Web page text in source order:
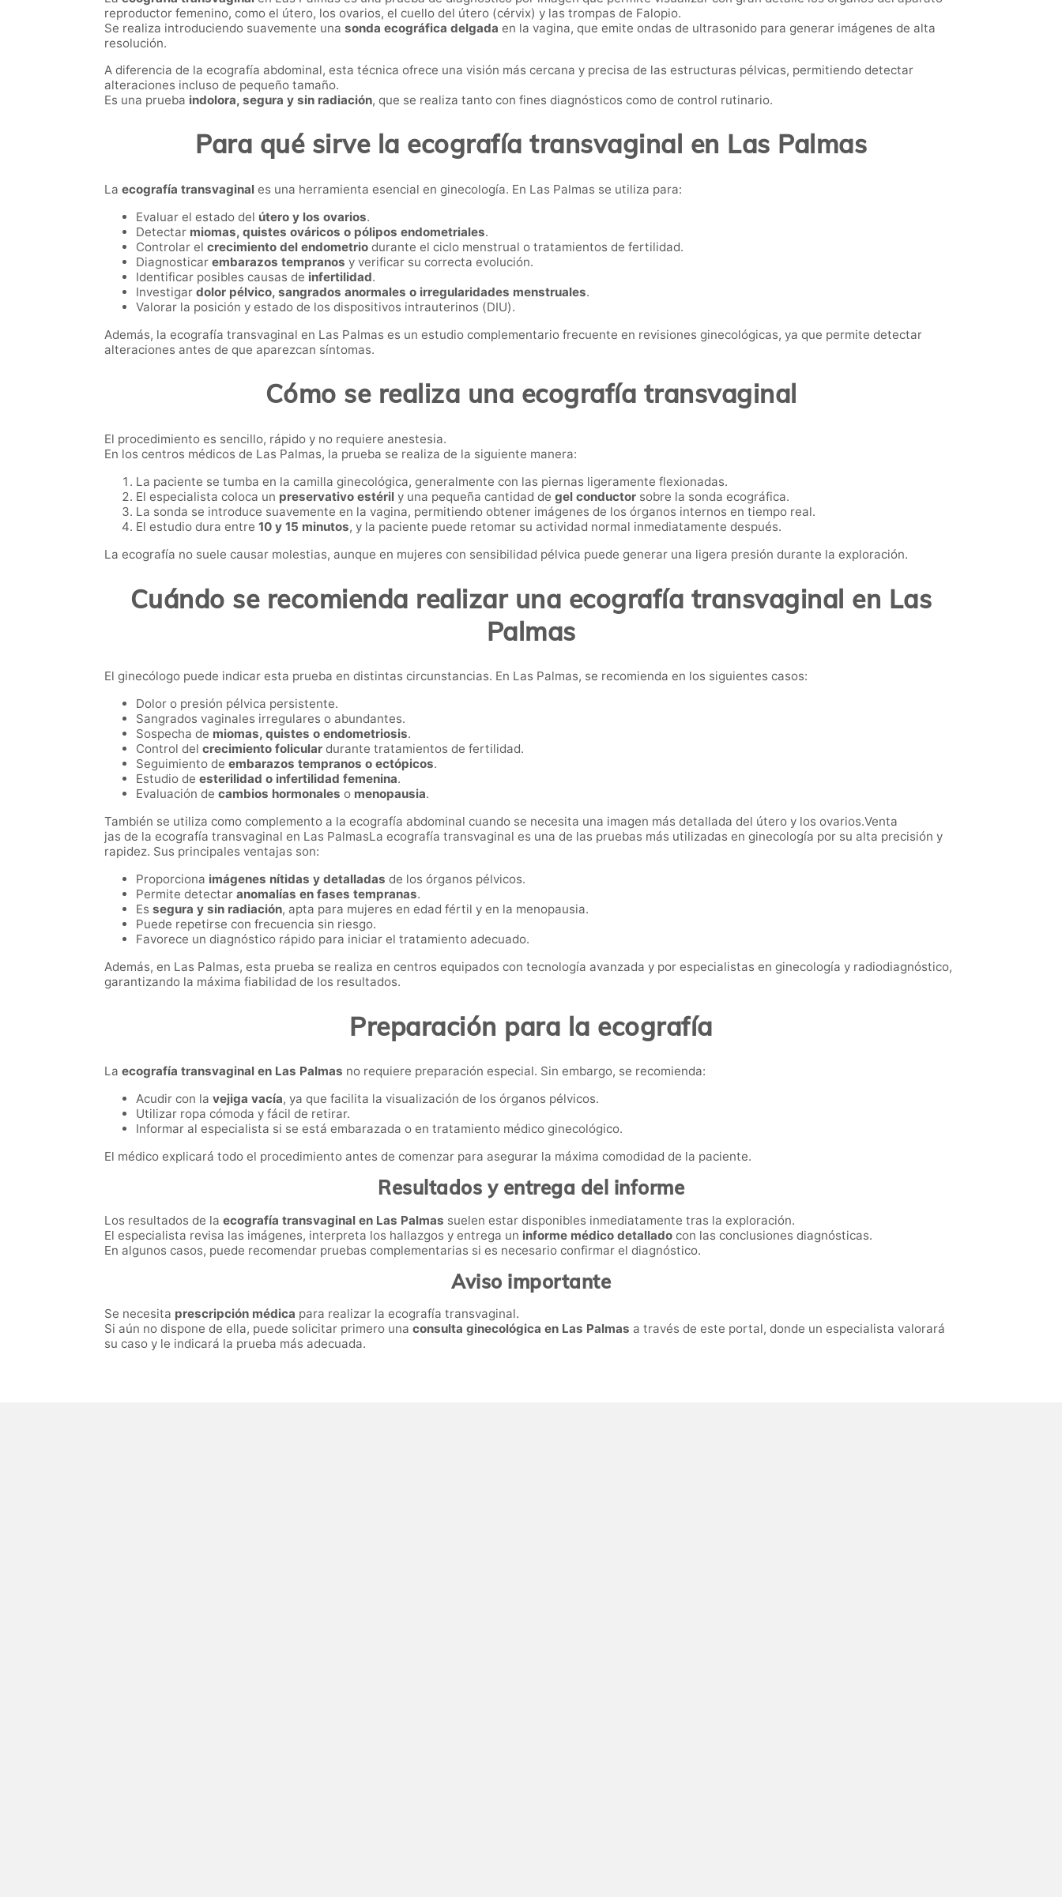
reproductor femenino, como el útero, los ovarios, el cuello del útero (cérvix) y las trompas de Falopio.
Se realiza introduciendo suavemente una sonda ecográfica delgada en la vagina, que emite ondas de ultrasonido para generar imágenes de alta
resolución.
A diferencia de la ecografía abdominal, esta técnica ofrece una visión más cercana y precisa de las estructuras pélvicas, permitiendo detectar
alteraciones incluso de pequeño tamaño.
Es una prueba indolora, segura y sin radiación, que se realiza tanto con fines diagnósticos como de control rutinario.
Para qué sirve la ecografía transvaginal en Las Palmas
La ecografía transvaginal es una herramienta esencial en ginecología. En Las Palmas se utiliza para:
Evaluar el estado del útero y los ovarios.
Detectar miomas, quistes ováricos o pólipos endometriales.
Controlar el crecimiento del endometrio durante el ciclo menstrual o tratamientos de fertilidad.
Diagnosticar embarazos tempranos y verificar su correcta evolución.
Identificar posibles causas de infertilidad.
Investigar dolor pélvico, sangrados anormales o irregularidades menstruales.
Valorar la posición y estado de los dispositivos intrauterinos (DIU).
Además, la ecografía transvaginal en Las Palmas es un estudio complementario frecuente en revisiones ginecológicas, ya que permite detectar
alteraciones antes de que aparezcan síntomas.
Cómo se realiza una ecografía transvaginal
El procedimiento es sencillo, rápido y no requiere anestesia.
En los centros médicos de Las Palmas, la prueba se realiza de la siguiente manera:
La paciente se tumba en la camilla ginecológica, generalmente con las piernas ligeramente flexionadas.
El especialista coloca un preservativo estéril y una pequeña cantidad de gel conductor sobre la sonda ecográfica.
La sonda se introduce suavemente en la vagina, permitiendo obtener imágenes de los órganos internos en tiempo real.
El estudio dura entre 10 y 15 minutos, y la paciente puede retomar su actividad normal inmediatamente después.
La ecografía no suele causar molestias, aunque en mujeres con sensibilidad pélvica puede generar una ligera presión durante la exploración.
Cuándo se recomienda realizar una ecografía transvaginal en Las
Palmas
El ginecólogo puede indicar esta prueba en distintas circunstancias. En Las Palmas, se recomienda en los siguientes casos:
Dolor o presión pélvica persistente.
Sangrados vaginales irregulares o abundantes.
Sospecha de miomas, quistes o endometriosis.
Control del crecimiento folicular durante tratamientos de fertilidad.
Seguimiento de embarazos tempranos o ectópicos.
Estudio de esterilidad o infertilidad femenina.
Evaluación de cambios hormonales o menopausia.
También se utiliza como complemento a la ecografía abdominal cuando se necesita una imagen más detallada del útero y los ovarios.Venta
jas de la ecografía transvaginal en Las PalmasLa ecografía transvaginal es una de las pruebas más utilizadas en ginecología por su alta precisión y
rapidez. Sus principales ventajas son:
Proporciona imágenes nítidas y detalladas de los órganos pélvicos.
Permite detectar anomalías en fases tempranas.
Es segura y sin radiación, apta para mujeres en edad fértil y en la menopausia.
Puede repetirse con frecuencia sin riesgo.
Favorece un diagnóstico rápido para iniciar el tratamiento adecuado.
Además, en Las Palmas, esta prueba se realiza en centros equipados con tecnología avanzada y por especialistas en ginecología y radiodiagnóstico,
garantizando la máxima fiabilidad de los resultados.
Preparación para la ecografía
La ecografía transvaginal en Las Palmas no requiere preparación especial. Sin embargo, se recomienda:
Acudir con la vejiga vacía, ya que facilita la visualización de los órganos pélvicos.
Utilizar ropa cómoda y fácil de retirar.
Informar al especialista si se está embarazada o en tratamiento médico ginecológico.
El médico explicará todo el procedimiento antes de comenzar para asegurar la máxima comodidad de la paciente.
Resultados y entrega del informe
Los resultados de la ecografía transvaginal en Las Palmas suelen estar disponibles inmediatamente tras la exploración.
El especialista revisa las imágenes, interpreta los hallazgos y entrega un informe médico detallado con las conclusiones diagnósticas.
En algunos casos, puede recomendar pruebas complementarias si es necesario confirmar el diagnóstico.
Aviso importante
Se necesita prescripción médica para realizar la ecografía transvaginal.
Si aún no dispone de ella, puede solicitar primero una consulta ginecológica en Las Palmas a través de este portal, donde un especialista valorará
su caso y le indicará la prueba más adecuada.